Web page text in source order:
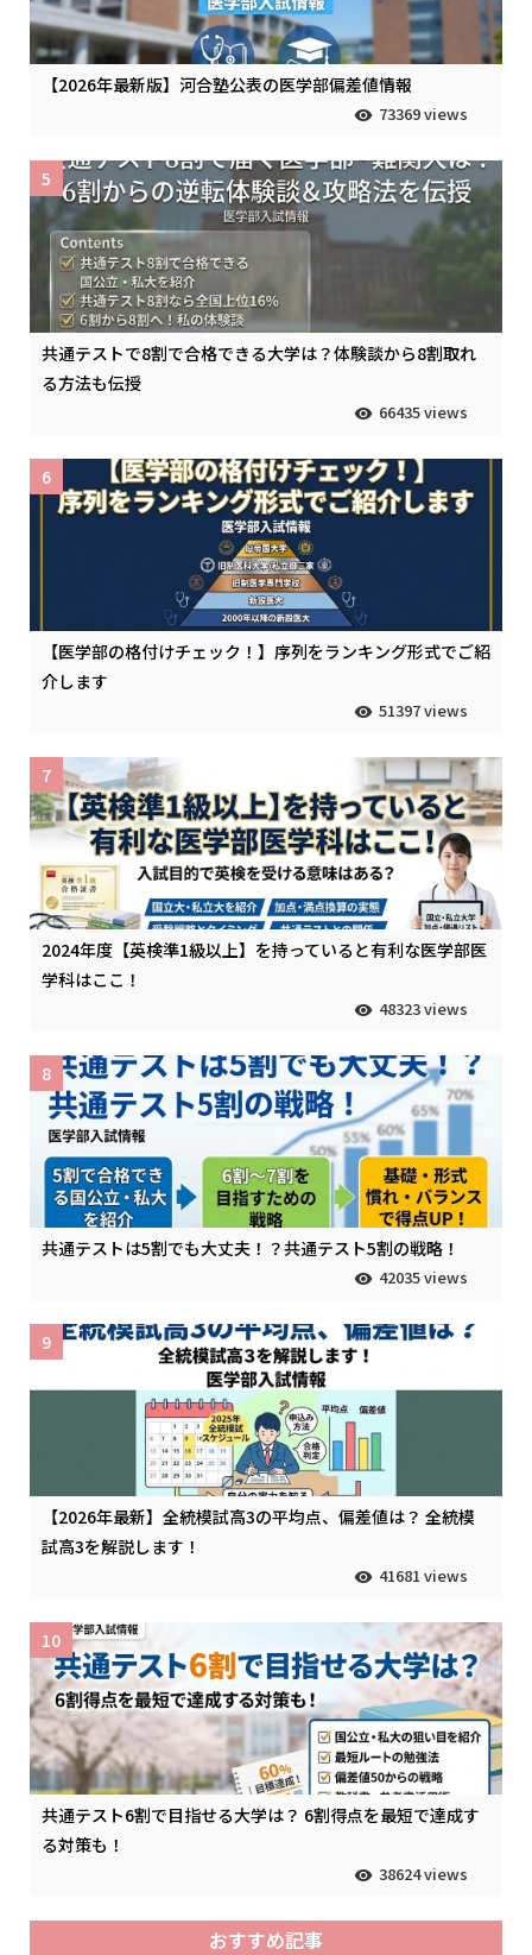
【2026年最新版】河合塾公表の医学部偏差値情報
73369 views
共通テストで8割で合格できる大学は？体験談から8割取れ
る方法も伝授
66435 views
5
【医学部の格付けチェック！】序列をランキング形式でご紹
介します
51397 views
6
2024年度【英検準1級以上】を持っていると有利な医学部医
学科はここ！
48323 views
7
共通テストは5割でも大丈夫！？共通テスト5割の戦略！
42035 views
8
【2026年最新】全統模試高3の平均点、偏差値は？ 全統模
試高3を解説します！
41681 views
9
共通テスト6割で目指せる大学は？ 6割得点を最短で達成す
る対策も！
38624 views
10
おすすめ記事